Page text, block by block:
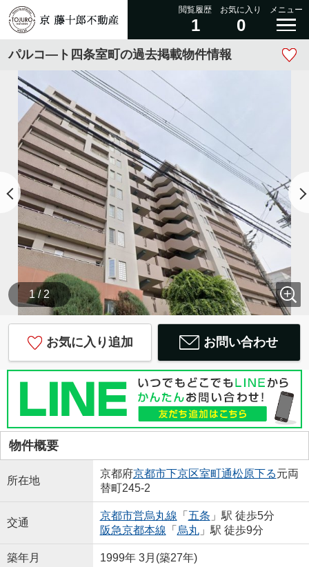
閲覧履歴
1
お気に入り
0
メニュー
パルコ―ト四条室町の過去掲載物件情報
1 / 2
お気に入り追加 お問い合わせ
物件概要
所在地
京都府京都市下京区室町通松原下る元両
替町245-2
交通
京都市営烏丸線 「 五条 」駅 徒歩5分
阪急京都本線 「 烏丸」駅 徒歩9分
築年月 1999年 3月(築27年)